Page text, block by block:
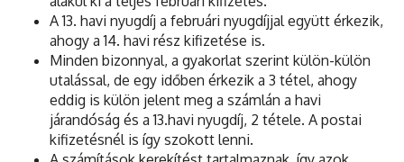
A 13. havi nyugdíj a februári nyugdíjjal együtt érkezik,
ahogy a 14. havi rész kifizetése is.
Minden bizonnyal, a gyakorlat szerint külön-külön
utalással, de egy időben érkezik a 3 tétel, ahogy
eddig is külön jelent meg a számlán a havi
járandóság és a 13.havi nyugdíj, 2 tétele. A postai
kifizetésnél is így szokott lenni.